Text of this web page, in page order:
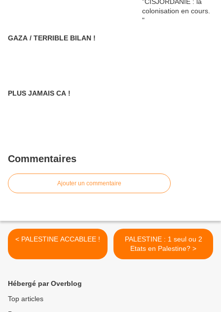
GAZA / TERRIBLE BILAN !
PLUS JAMAIS CA !
Commentaires
Ajouter un commentaire
< PALESTINE ACCABLEE !
PALESTINE : 1 seul ou 2
Etats en Palestine? >
Hébergé par Overblog
Top articles